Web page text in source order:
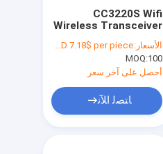
CC3220S Wifi
Wireless Transceiver
Module Smart Home
TA3220SSA-F
الأسعار:USD 7.18$ per piece
MOQ:100
أحصل على آخر سعر
ﺎﺘﺼﻟ ﺍﻶﻧ